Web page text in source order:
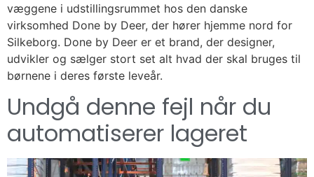
væggene i udstillingsrummet hos den danske
virksomhed Done by Deer, der hører hjemme nord for
Silkeborg. Done by Deer er et brand, der designer,
udvikler og sælger stort set alt hvad der skal bruges til
børnene i deres første leveår.
Undgå denne fejl når du
automatiserer lageret